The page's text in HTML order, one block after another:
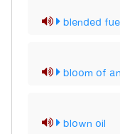
blended
bloom of
blown oil